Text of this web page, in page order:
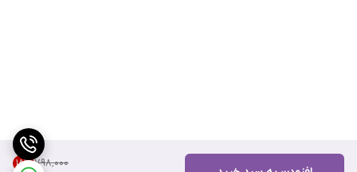
۷۹۸٬۰۰۰ 18%